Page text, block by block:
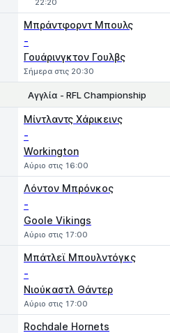
22:20
Μπράντφορντ Μπουλς
-
Γουάρινγκτον Γουλβς
Σήμερα στις 20:30
Αγγλία - RFL Championship
Μίντλαντς Χάρικεινς
-
Workington
Αύριο στις 16:00
Λόντον Μπρόνκος
-
Goole Vikings
Αύριο στις 17:00
Μπάτλεϊ Μπουλντόγκς
-
Νιούκαστλ Θάντερ
Αύριο στις 17:00
Rochdale Hornets